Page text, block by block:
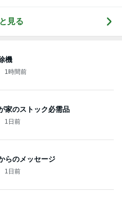
見る
機
1時間前
家のストック必需品
1日前
らのメッセージ
1日前